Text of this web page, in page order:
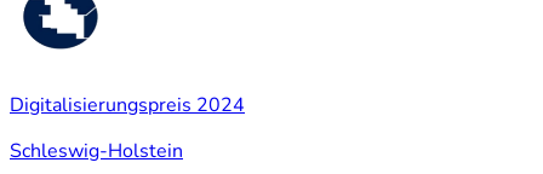
Digitalisierungspreis 2024
Schleswig-Holstein